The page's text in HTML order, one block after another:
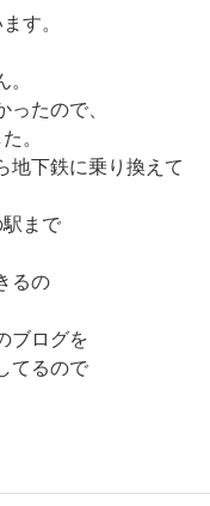
す。
たので、
。
地下鉄に乗り換えて
まで
るの
ブログを
てるので